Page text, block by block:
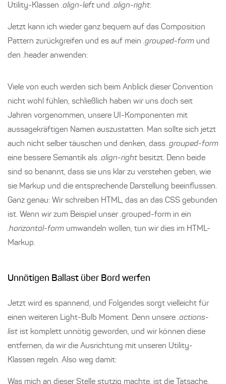
Utility-Klassen .align-left und .align-right:
Jetzt kann ich wieder ganz bequem auf das Composition
Pattern zurückgreifen und es auf mein .grouped-form und
den .header anwenden:
Viele von euch werden sich beim Anblick dieser Convention
nicht wohl fühlen, schließlich haben wir uns doch seit
Jahren vorgenommen, unsere UI-Komponenten mit
aussagekräftigen Namen auszustatten. Man sollte sich jetzt
auch nicht selber täuschen und denken, dass .grouped-form
eine bessere Semantik als .align-right besitzt. Denn beide
sind so benannt, dass sie uns klar zu verstehen geben, wie
sie Markup und die entsprechende Darstellung beeinflussen.
Ganz genau: Wir schreiben HTML, das an das CSS gebunden
ist. Wenn wir zum Beispiel unser .grouped-form in ein
.horizontal-form umwandeln wollen, tun wir dies im HTML-
Markup.
Unnötigen Ballast über Bord werfen
Jetzt wird es spannend, und Folgendes sorgt vielleicht für
einen weiteren Light-Bulb Moment. Denn unsere .actions-
list ist komplett unnötig geworden, und wir können diese
entfernen, da wir die Ausrichtung mit unseren Utility-
Klassen regeln. Also weg damit:
Was mich an dieser Stelle stutzig machte, ist die Tatsache,